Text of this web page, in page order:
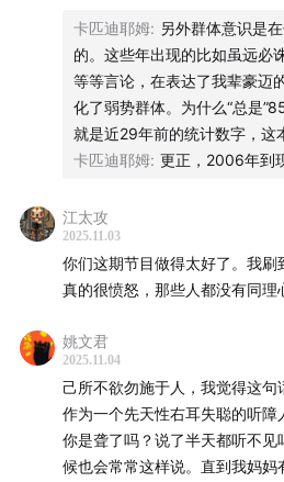
critical barrier? Is the online
and tone a way to avoid
inequality?
【时间轴 The When】
00:00:18郑智化批评深圳机服务
两极反转？
00:03:20在国内机场，轮椅进
吗？是的！
00:09:00郑智化无法顺畅进入
斜坡！
00:12:20盲人独立出行坐飞机，
卡匹迪耶姆: 另外群体意识是
的。这些年出现的比如虽远必
等等言论，在表达了我辈豪迈
化了弱势群体。为什么“总是
就是近29年前的统计数字，这
卡匹迪耶姆: 更正，2006年到
江太攻
2025.11.03
你们这期节目做得太好了。我刷
真的很愤怒，那些人都没有同理
姚文君
2025.11.04
己所不欲勿施于人，我觉得这
作为一个先天性右耳失聪的听
你是聋了吗？说了半天都听不
候也会常常这样说。直到我妈妈